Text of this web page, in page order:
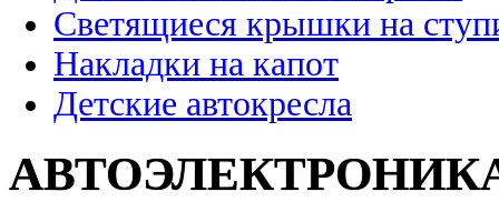
Светящиеся крышки на
Накладки на капот
Детские автокресла